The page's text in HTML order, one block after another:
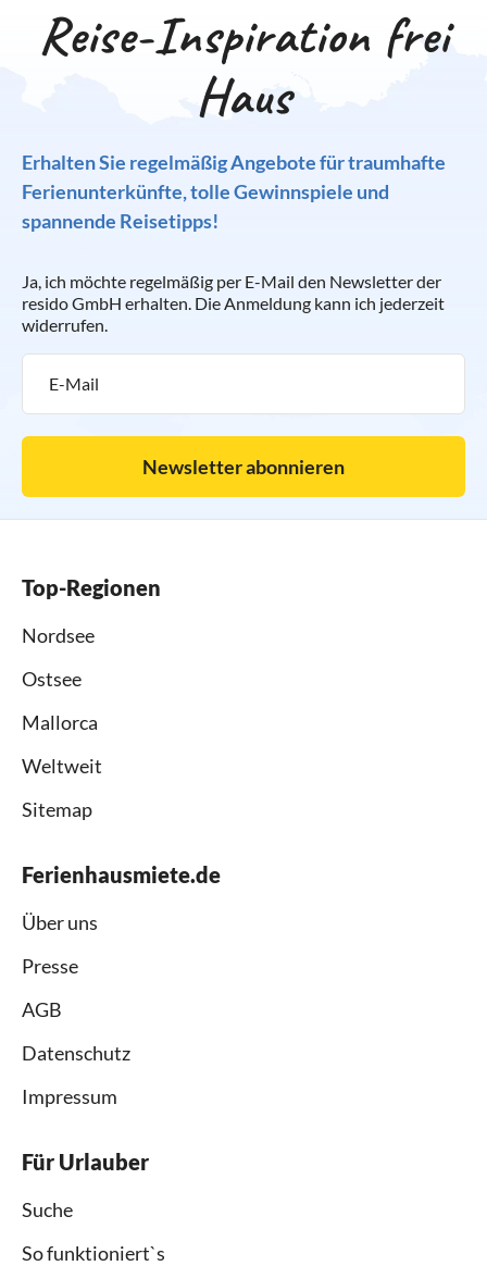
Reise-Inspiration frei
Haus
Erhalten Sie regelmäßig Angebote für traumhafte
Ferienunterkünfte, tolle Gewinnspiele und
spannende Reisetipps!
Ja, ich möchte regelmäßig per E-Mail den Newsletter der
resido GmbH erhalten. Die Anmeldung kann ich jederzeit
widerrufen.
Newsletter abonnieren
Top-Regionen
Nordsee
Ostsee
Mallorca
Weltweit
Sitemap
Ferienhausmiete.de
Über uns
Presse
AGB
Datenschutz
Impressum
Für Urlauber
Suche
So funktioniert`s